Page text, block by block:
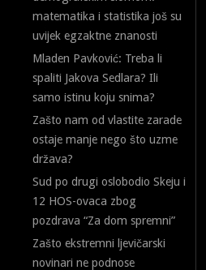
matematika i statistika još su
uvijek egzaktne znanosti
Mladen Pavković: Treba li
spaliti Jakova Sedlara? Ili
samo istinu koju snima?
Zašto nam od vlastite zarade
ostaje manje nego što uzme
država?
Sud po drugi oslobodio Skeju i
12 HOS-ovaca zbog
pozdrava “Za dom spremni”
Zašto ekstremni ljevičarski
novinari ne podnose